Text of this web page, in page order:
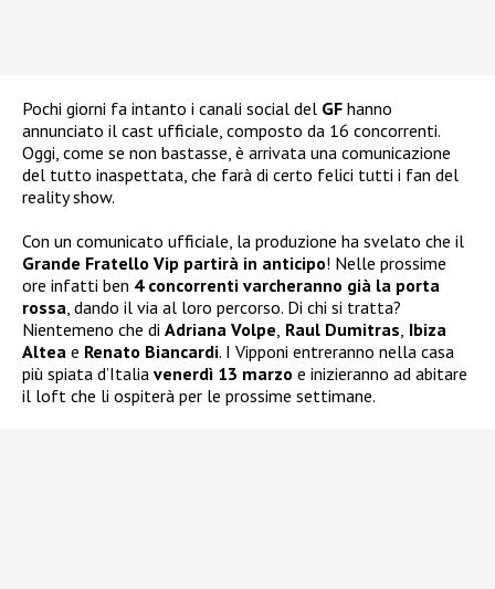
Pochi giorni fa intanto i canali social del GF hanno
annunciato il cast ufficiale, composto da 16 concorrenti.
Oggi, come se non bastasse, è arrivata una comunicazione
del tutto inaspettata, che farà di certo felici tutti i fan del
reality show.
Con un comunicato ufficiale, la produzione ha svelato che il
Grande Fratello Vip partirà in anticipo! Nelle prossime
ore infatti ben 4 concorrenti varcheranno già la porta
rossa , dando il via al loro percorso. Di chi si tratta?
Nientemeno che di Adriana Volpe Raul Dumitras Ibiza
Altea e Renato Biancardi. I Vipponi entreranno nella casa
più spiata d’Italia venerdì 13 marzo e inizieranno ad abitare
il loft che li ospiterà per le prossime settimane.